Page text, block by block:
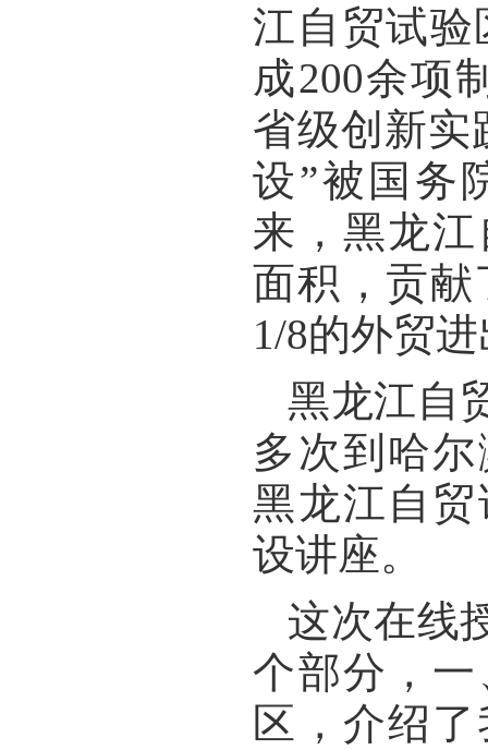
江自贸试
成200余项
省级创新实
设”被国务
来，黑龙
面积，贡献
1/8的外贸
黑龙江自
多次到哈
黑龙江自
设讲座。
这次在线
个部分，
区，介绍